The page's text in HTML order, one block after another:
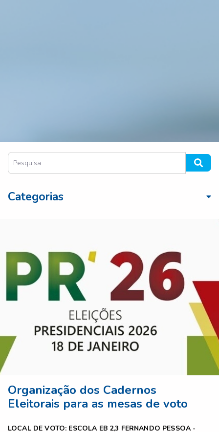
Categorias
Organização dos Cadernos
Eleitorais para as mesas de voto
LOCAL DE VOTO: ESCOLA EB 2,3 FERNANDO PESSOA -